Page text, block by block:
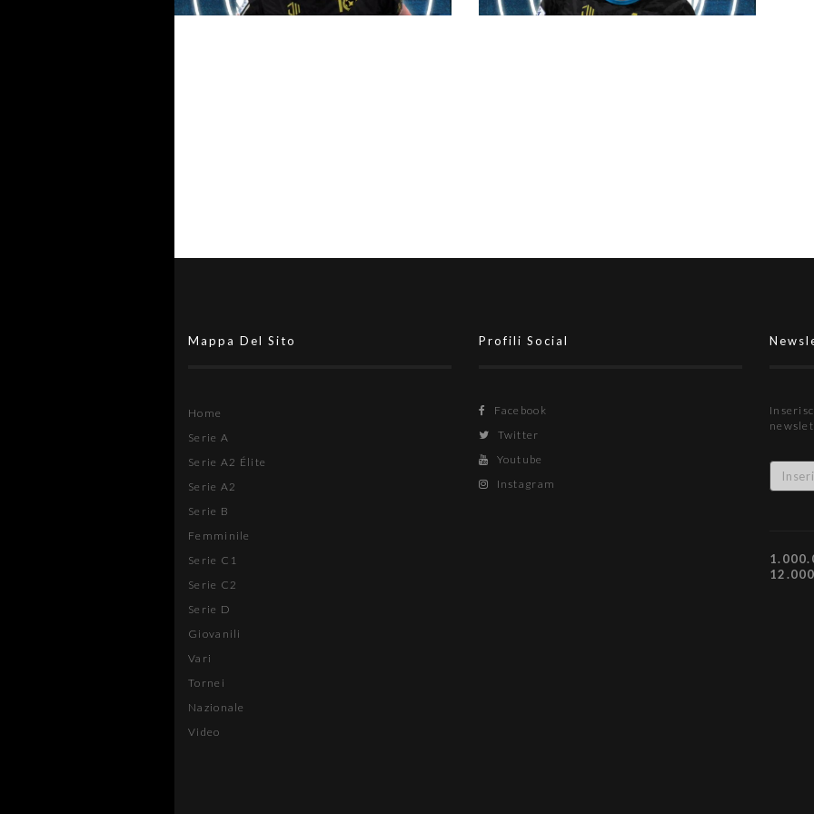
Mappa Del Sito
Home
Serie A
Serie A2 Élite
Serie A2
Serie B
Femminile
Serie C1
Serie C2
Serie D
Giovanili
Vari
Tornei
Nazionale
Video
Profili Social
Facebook
Twitter
Youtube
Instagram